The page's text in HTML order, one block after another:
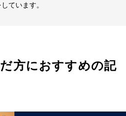
ています。
方におすすめの記